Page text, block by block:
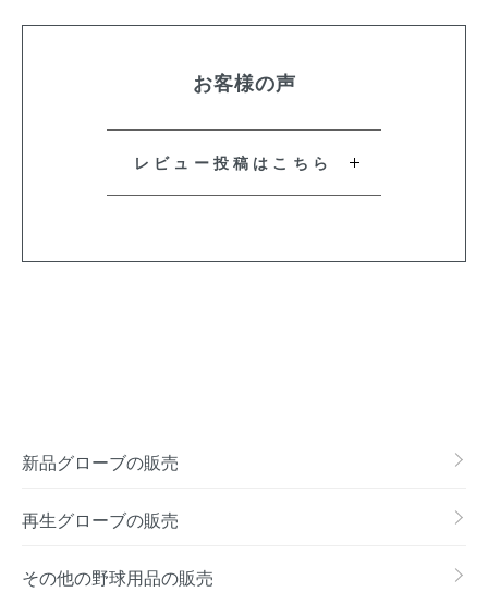
お客様の声
レビュー投稿はこちら
新品グローブの販売
再生グローブの販売
その他の野球用品の販売